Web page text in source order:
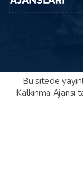
Bu sitede
Kalkınma Ajansı